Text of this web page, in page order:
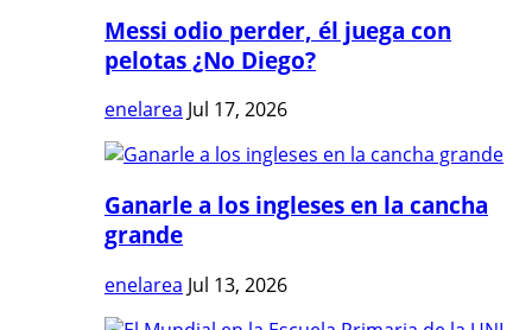
Messi odio perder, él juega con
pelotas ¿No Diego?
enelarea Jul 17, 2026
Ganarle a los ingleses en la cancha
grande
enelarea Jul 13, 2026